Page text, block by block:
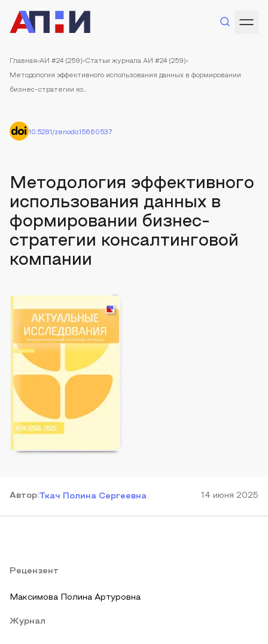
Главная АИ #24 (259) Статьи журнала АИ #24 (259)
Методология эффективного использования данных в формировании
бизнес-стратегии ко...
10.5281/zenodo.15660537
Методология эффективного
использования данных в
формировании бизнес-
стратегии консалтинговой
компании
Автор:Ткач Полина Сергеевна 14 июня 2025
Рецензент
Максимова Полина Артуровна
Журнал